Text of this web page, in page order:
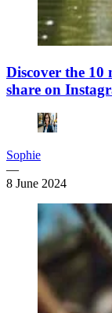
Discover the 10
share on
Sophie
—
8 June 2024